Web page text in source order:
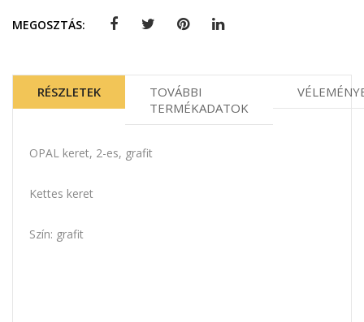
MEGOSZTÁS:
RÉSZLETEK
TOVÁBBI
TERMÉKADATOK
OPAL keret, 2-es, grafit
Kettes keret
Szín: grafit